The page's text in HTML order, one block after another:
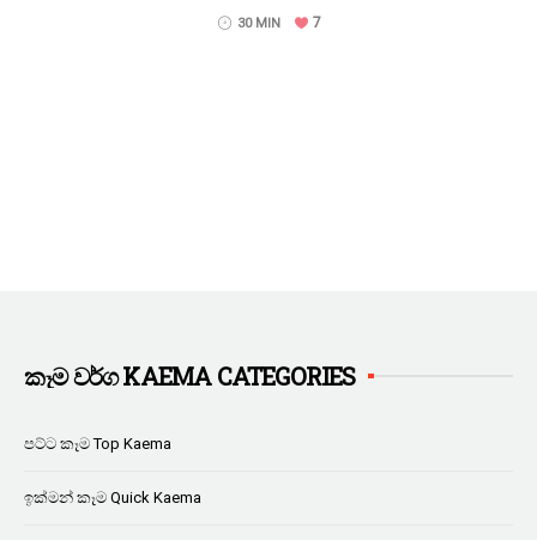
30 MIN 7
කෑම වර්ග KAEMA CATEGORIES
පට්ට කෑම Top Kaema
ඉක්මන් කෑම Quick Kaema